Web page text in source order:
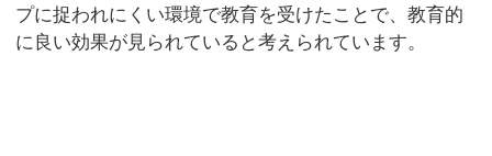
プに捉われにくい環境で教育を受けたことで、教育的
に良い効果が見られていると考えられています。